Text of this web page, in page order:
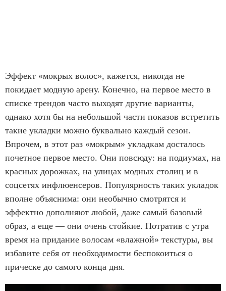
Эффект «мокрых волос», кажется, никогда не
покидает модную арену. Конечно, на первое место в
списке трендов часто выходят другие варианты,
однако хотя бы на небольшой части показов встретить
такие укладки можно буквально каждый сезон.
Впрочем, в этот раз «мокрым» укладкам досталось
почетное первое место. Они повсюду: на подиумах, на
красных дорожках, на улицах модных столиц и в
соцсетях инфлюенсеров. Популярность таких укладок
вполне объяснима: они необычно смотрятся и
эффектно дополняют любой, даже самый базовый
образ, а еще — они очень стойкие. Потратив с утра
время на придание волосам «влажной» текстуры, вы
избавите себя от необходимости беспокоиться о
прическе до самого конца дня.